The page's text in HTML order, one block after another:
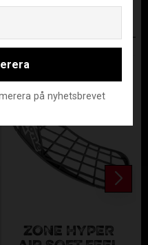
ÄVEN
ZONE HYPER
på nyhetsbrevet